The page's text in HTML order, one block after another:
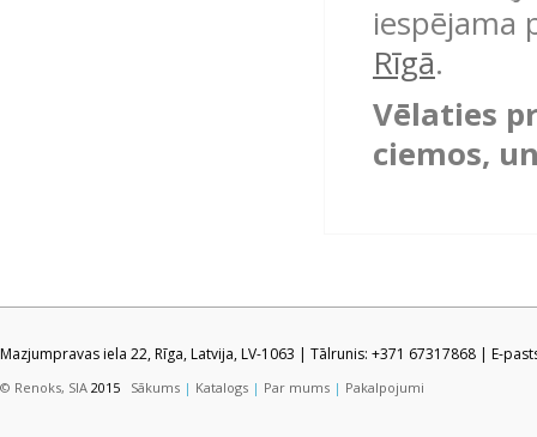
iespējama
Rīgā.
Vēlaties
ciemos,
Mazjumpravas iela 22, Rīga, Latvija, LV-1063 | Tālrunis: +371 67317868 | E-
© Renoks, SIA 2015 Sākums | Katalogs | Par mums | Pakalpojumi